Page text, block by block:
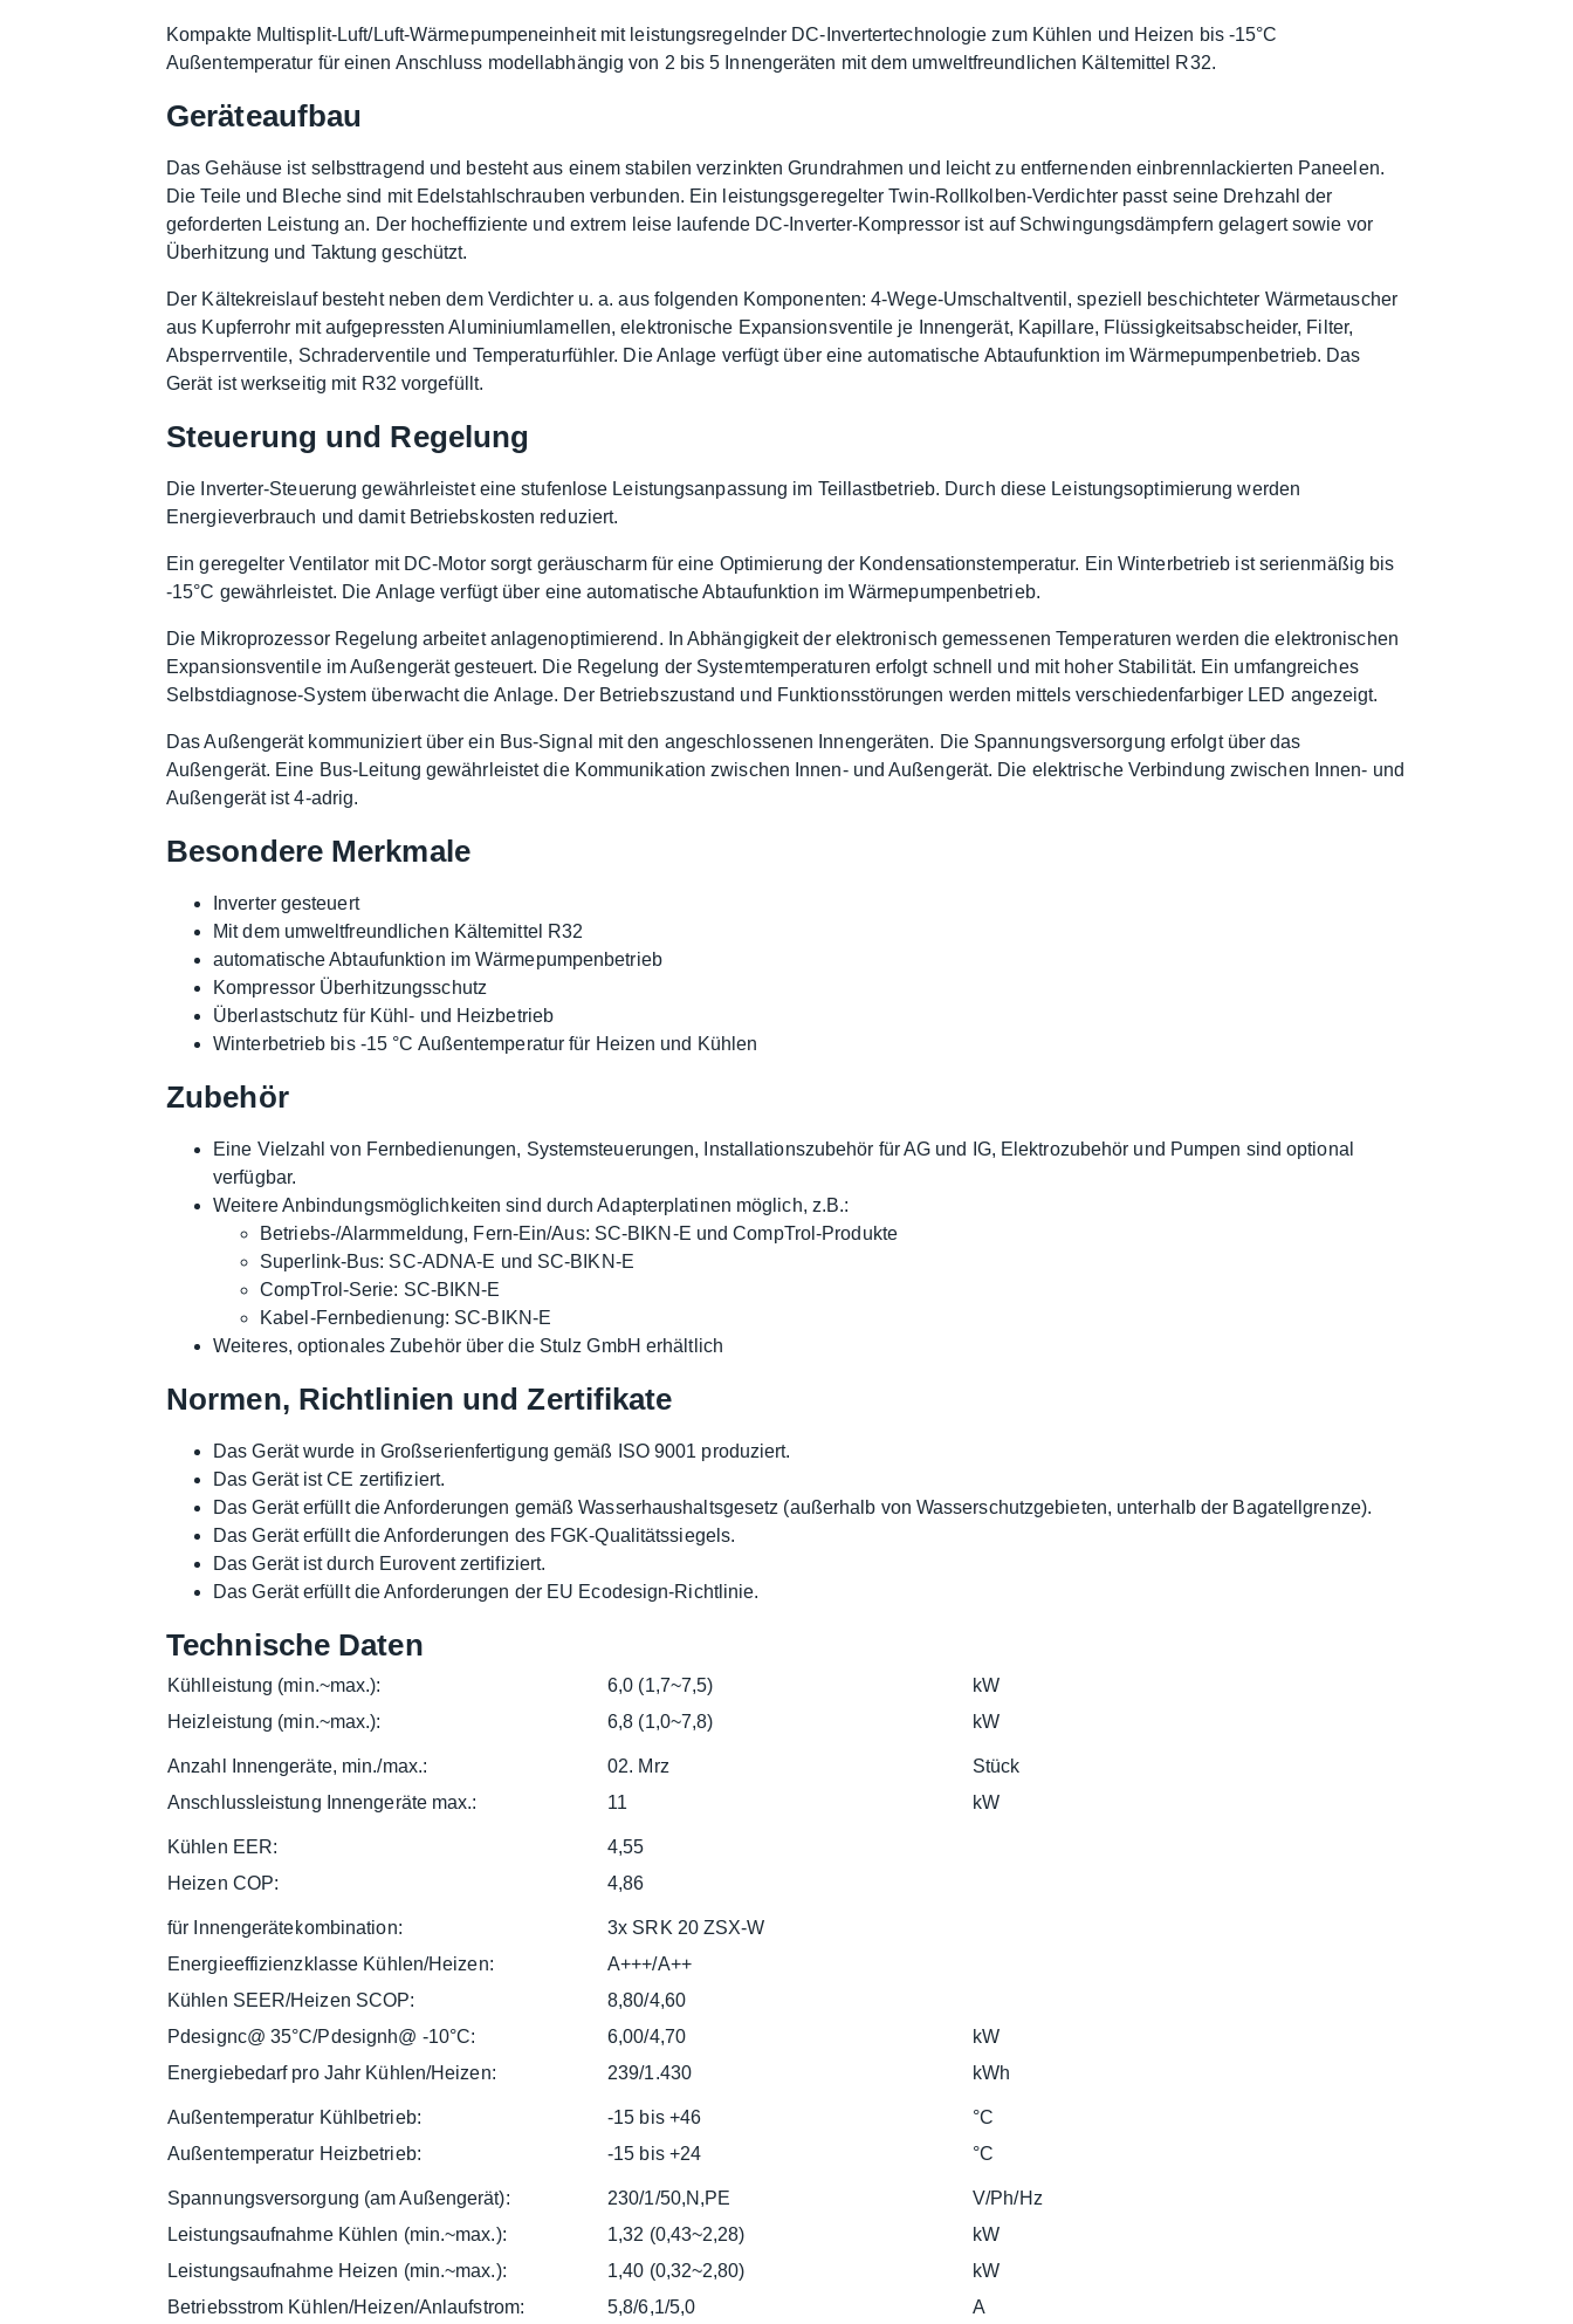
Kompakte Multisplit-Luft/Luft-Wärmepumpeneinheit mit leistungsregelnder DC-Invertertechnologie zum Kühlen und Heizen bis -15°C
Außentemperatur für einen Anschluss modellabhängig von 2 bis 5 Innengeräten mit dem umweltfreundlichen Kältemittel R32.
Geräteaufbau
Das Gehäuse ist selbsttragend und besteht aus einem stabilen verzinkten Grundrahmen und leicht zu entfernenden einbrennlackierten Paneelen.
Die Teile und Bleche sind mit Edelstahlschrauben verbunden. Ein leistungsgeregelter Twin-Rollkolben-Verdichter passt seine Drehzahl der
geforderten Leistung an. Der hocheffiziente und extrem leise laufende DC-Inverter-Kompressor ist auf Schwingungsdämpfern gelagert sowie vor
Überhitzung und Taktung geschützt.
Der Kältekreislauf besteht neben dem Verdichter u. a. aus folgenden Komponenten: 4-Wege-Umschaltventil, speziell beschichteter Wärmetauscher
aus Kupferrohr mit aufgepressten Aluminiumlamellen, elektronische Expansionsventile je Innengerät, Kapillare, Flüssigkeitsabscheider, Filter,
Absperrventile, Schraderventile und Temperaturfühler. Die Anlage verfügt über eine automatische Abtaufunktion im Wärmepumpenbetrieb. Das
Gerät ist werkseitig mit R32 vorgefüllt.
Steuerung und Regelung
Die Inverter-Steuerung gewährleistet eine stufenlose Leistungsanpassung im Teillastbetrieb. Durch diese Leistungsoptimierung werden
Energieverbrauch und damit Betriebskosten reduziert.
Ein geregelter Ventilator mit DC-Motor sorgt geräuscharm für eine Optimierung der Kondensationstemperatur. Ein Winterbetrieb ist serienmäßig bis
-15°C gewährleistet. Die Anlage verfügt über eine automatische Abtaufunktion im Wärmepumpenbetrieb.
Die Mikroprozessor Regelung arbeitet anlagenoptimierend. In Abhängigkeit der elektronisch gemessenen Temperaturen werden die elektronischen
Expansionsventile im Außengerät gesteuert. Die Regelung der Systemtemperaturen erfolgt schnell und mit hoher Stabilität. Ein umfangreiches
Selbstdiagnose-System überwacht die Anlage. Der Betriebszustand und Funktionsstörungen werden mittels verschiedenfarbiger LED angezeigt.
Das Außengerät kommuniziert über ein Bus-Signal mit den angeschlossenen Innengeräten. Die Spannungsversorgung erfolgt über das
Außengerät. Eine Bus-Leitung gewährleistet die Kommunikation zwischen Innen- und Außengerät. Die elektrische Verbindung zwischen Innen- und
Außengerät ist 4-adrig.
Besondere Merkmale
Inverter gesteuert
Mit dem umweltfreundlichen Kältemittel R32
automatische Abtaufunktion im Wärmepumpenbetrieb
Kompressor Überhitzungsschutz
Überlastschutz für Kühl- und Heizbetrieb
Winterbetrieb bis -15 °C Außentemperatur für Heizen und Kühlen
Zubehör
Eine Vielzahl von Fernbedienungen, Systemsteuerungen, Installationszubehör für AG und IG, Elektrozubehör und Pumpen sind optional
verfügbar.
Weitere Anbindungsmöglichkeiten sind durch Adapterplatinen möglich, z.B.:
Betriebs-/Alarmmeldung, Fern-Ein/Aus: SC-BIKN-E und CompTrol-Produkte
Superlink-Bus: SC-ADNA-E und SC-BIKN-E
CompTrol-Serie: SC-BIKN-E
Kabel-Fernbedienung: SC-BIKN-E
Weiteres, optionales Zubehör über die Stulz GmbH erhältlich
Normen, Richtlinien und Zertifikate
Das Gerät wurde in Großserienfertigung gemäß ISO 9001 produziert.
Das Gerät ist CE zertifiziert.
Das Gerät erfüllt die Anforderungen gemäß Wasserhaushaltsgesetz (außerhalb von Wasserschutzgebieten, unterhalb der Bagatellgrenze).
Das Gerät erfüllt die Anforderungen des FGK-Qualitätssiegels.
Das Gerät ist durch Eurovent zertifiziert.
Das Gerät erfüllt die Anforderungen der EU Ecodesign-Richtlinie.
Technische Daten
Kühlleistung (min.~max.): 6,0 (1,7~7,5)
kW
Heizleistung (min.~max.):
6,8 (1,0~7,8) kW
Anzahl Innengeräte, min./max.: 02. Mrz
Stück
Anschlussleistung Innengeräte max.:
11 kW
Kühlen EER:
4,55
Heizen COP:
4,86
für Innengerätekombination:
3x SRK 20 ZSX-W
Energieeffizienzklasse Kühlen/Heizen:
A+++/A++
Kühlen SEER/Heizen SCOP:
8,80/4,60
Pdesignc@ 35°C/Pdesignh@ -10°C:
6,00/4,70
kW
Energiebedarf pro Jahr Kühlen/Heizen:
239/1.430 kWh
Außentemperatur Kühlbetrieb: -15 bis +46
°C
Außentemperatur Heizbetrieb:
-15 bis +24 °C
Spannungsversorgung (am Außengerät): 230/1/50,N,PE
V/Ph/Hz
Leistungsaufnahme Kühlen (min.~max.):
1,32 (0,43~2,28)
kW
Leistungsaufnahme Heizen (min.~max.):
1,40 (0,32~2,80)
kW
Betriebsstrom Kühlen/Heizen/Anlaufstrom:
5,8/6,1/5,0 A